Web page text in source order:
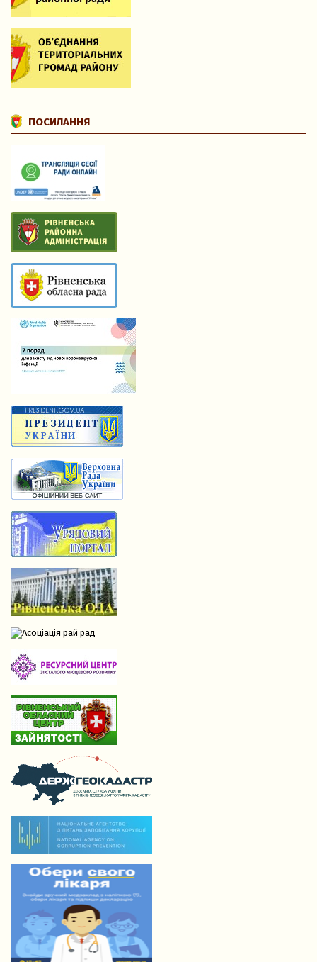
ПОСИЛАННЯ